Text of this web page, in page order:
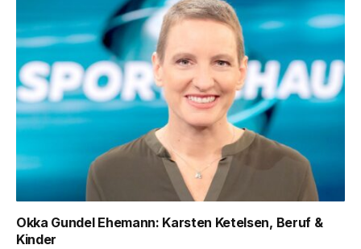
Okka Gundel Ehemann: Karsten Ketelsen, Beruf &
Kinder